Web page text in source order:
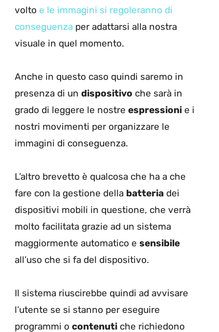
volto e le immagini si regoleranno di
conseguenza per adattarsi alla nostra
visuale in quel momento.
Anche in questo caso quindi saremo in
presenza di un dispositivo che sarà in
grado di leggere le nostre espressioni e i
nostri movimenti per organizzare le
immagini di conseguenza.
L’altro brevetto è qualcosa che ha a che
fare con la gestione della batteria dei
dispositivi mobili in questione, che verrà
molto facilitata grazie ad un sistema
maggiormente automatico e sensibile
all’uso che si fa del dispositivo.
Il sistema riuscirebbe quindi ad avvisare
l’utente se si stanno per eseguire
programmi o contenuti che richiedono